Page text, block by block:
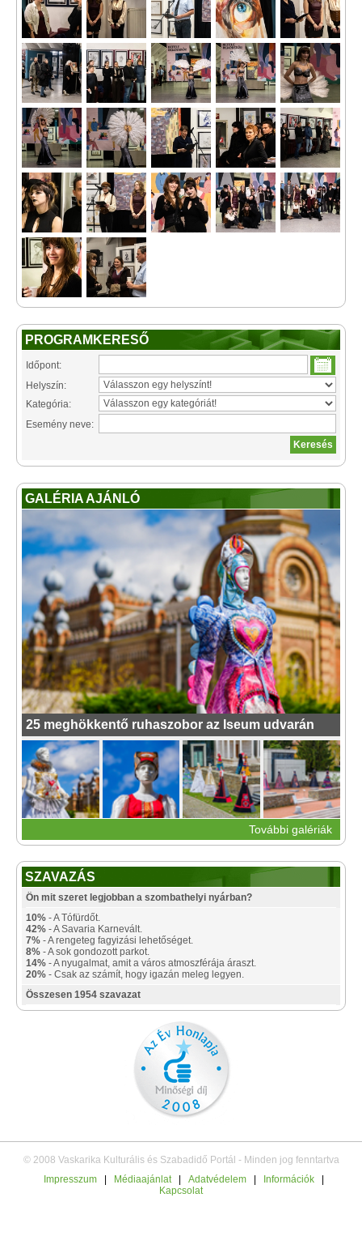
PROGRAMKERESŐ
Időpont:
Helyszín:
Kategória:
Esemény neve:
GALÉRIA AJÁNLÓ
25 meghökkentő ruhaszobor az Iseum udvarán
További galériák
SZAVAZÁS
Ön mit szeret legjobban a szombathelyi nyárban?
10% - A Tófürdőt.
42% - A Savaria Karnevált.
7% - A rengeteg fagyizási lehetőséget.
8% - A sok gondozott parkot.
14% - A nyugalmat, amit a város atmoszférája áraszt.
20% - Csak az számít, hogy igazán meleg legyen.
Összesen 1954 szavazat
© 2008 Vaskarika Kulturális és Szabadidő Portál - Minden jog fenntartva
Impresszum
Médiaajánlat Adatvédelem Információk
Kapcsolat